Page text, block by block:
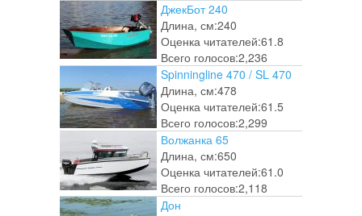
ДжекБот 240
Длина, см:240
Оценка читателей:61.8
Всего голосов:2,236
Spinningline 470 / SL 470
Длина, см:478
Оценка читателей:61.5
Всего голосов:2,299
Волжанка 65
Длина, см:650
Оценка читателей:61.0
Всего голосов:2,118
Дон